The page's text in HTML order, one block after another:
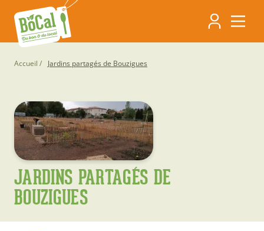
contenu
principal
Fil
Accueil Jardins partagés de Bouzigues
JARDINS PARTAGÉS DE
BOUZIGUES